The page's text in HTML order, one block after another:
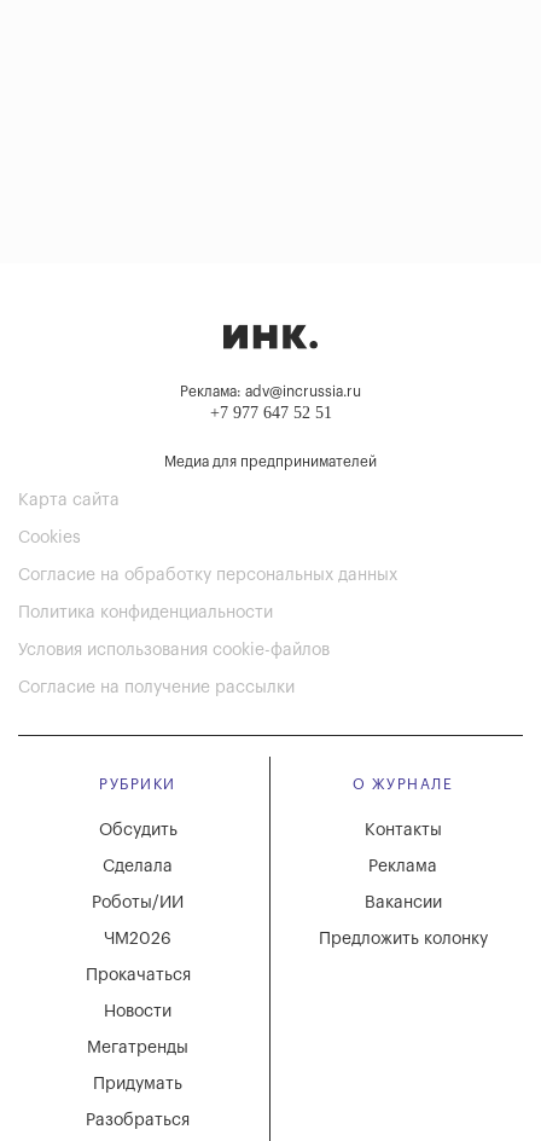
Реклама: adv@incrussia.ru
+7 977 647 52 51
Медиа для предпринимателей
Карта сайта
Cookies
Согласие на обработку персональных данных
Политика конфиденциальности
Условия использования cookie-файлов
Согласие на получение рассылки
РУБРИКИ
Мегатренды
Придумать
Разобраться
Новости
Обсудить
Сделала
Роботы/ИИ
ЧМ2026
Прокачаться
О ЖУРНАЛЕ
Вакансии
Реклама
Контакты
Предложить колонку